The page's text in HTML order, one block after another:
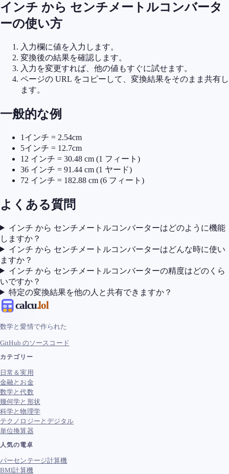
インチ から センチメートルコンバータ
ーの使い方
入力欄に値を入力します。
変換後の結果を確認します。
入力を変更すれば、他の値もすぐに試せます。
ページの URL をコピーして、変換結果をそのまま共有し
ます。
一般的な例
1インチ = 2.54cm
5インチ = 12.7cm
12 インチ = 30.48 cm (1 フィート)
36 インチ = 91.44 cm (1 ヤード)
72 インチ = 182.88 cm (6 フィート)
よくある質問
インチ から センチメートルコンバーターはどのように機能
しますか？
インチ から センチメートルコンバーターはどんな時に使い
ますか？
インチ から センチメートルコンバーターの精度はどのくら
いですか？
特定の変換結果を他の人と共有できますか？
calcu.lol
数学と愛情で作られた
GitHub のソースコード
カテゴリー
日常＆実用
金融とお金
数学と代数
幾何学と形状
科学と物理学
テクノロジーとデジタル
単位換算器
人気の電卓
パーセンテージ計算機
BMI計算機